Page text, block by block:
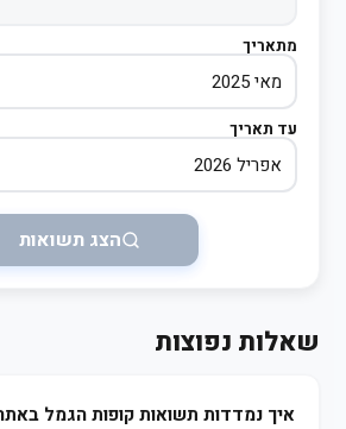
מתאריך
עד תאריך
הצג תשואות
שאלות נפוצות
איך נמדדות תשואות קופות הגמל